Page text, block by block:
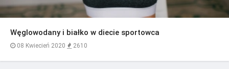
Węglowodany i białko w diecie sportowca
08 Kwiecień 2020 2610